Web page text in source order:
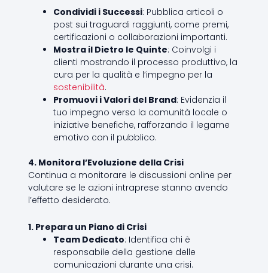
Condividi i Successi: Pubblica articoli o
post sui traguardi raggiunti, come premi,
certificazioni o collaborazioni importanti.
Mostra il Dietro le Quinte: Coinvolgi i
clienti mostrando il processo produttivo, la
cura per la qualità e l’impegno per la
sostenibilità.
Promuovi i Valori del Brand: Evidenzia il
tuo impegno verso la comunità locale o
iniziative benefiche, rafforzando il legame
emotivo con il pubblico.
4. Monitora l’Evoluzione della Crisi
Continua a monitorare le discussioni online per
valutare se le azioni intraprese stanno avendo
l’effetto desiderato.
1. Prepara un Piano di Crisi
Team Dedicato: Identifica chi è
responsabile della gestione delle
comunicazioni durante una crisi.